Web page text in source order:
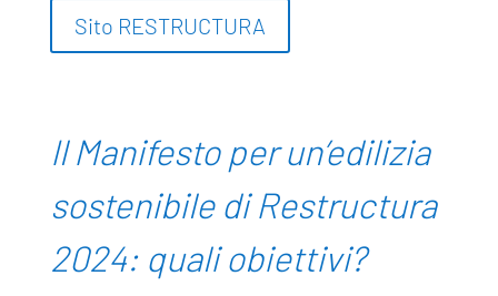
Sito RESTRUCTURA
Il Manifesto per un’edilizia
sostenibile di Restructura
2024: quali obiettivi?